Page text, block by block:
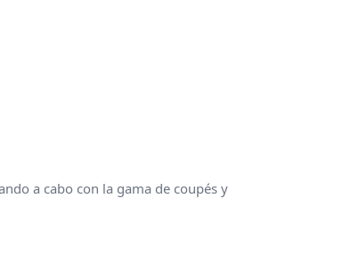
a cabo con la gama de coupés y